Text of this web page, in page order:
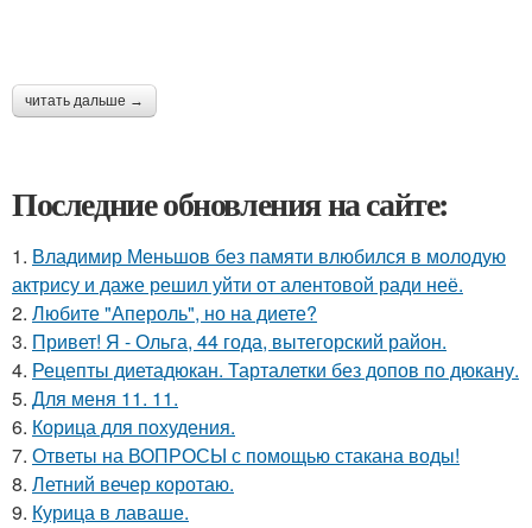
читать дальше →
Последние обновления на сайте:
1. Владимир Меньшов без памяти влюбился в молодую
актрису и даже решил уйти от алентовой ради неё.
2. Любите "Апероль", но на диете?
3. Привет! Я - Ольга, 44 года, вытегорский район.
4. Рецепты диетадюкан. Тарталетки без допов по дюкану.
5. Для меня 11. 11.
6. Корица для похудения.
7. Ответы на ВОПРОСЫ с помощью стакана воды!
8. Летний вечер коротаю.
9. Курица в лаваше.